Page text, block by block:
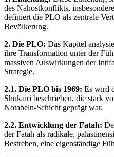
des Nahostkonflikts,
definiert die PLO als zentrale
Bevölkerung.
2. Die PLO: Das Kapitel
ihre Transformation unter der
massiven Auswirkungen der
Strategie.
2.1. Die PLO bis 1969: Es wird
Shukairi beschrieben, die stark
Notabeln-Schicht geprägt war.
2.2. Entwicklung der Fatah:
der Fatah als radikale,
Bestreben, eine eigenständige